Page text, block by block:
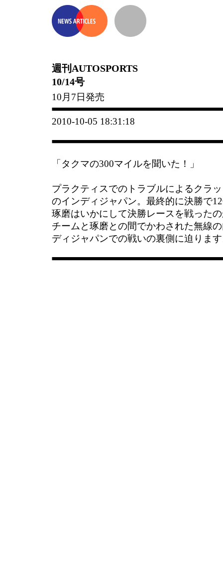
週刊AUTOSPORTS
10/14号
10月7日発売
2010-10-05 18:31:18
「タクマの300マイルを聞いた！」
プラクティスでのトラブルによるクラ
のインディジャパン。最終的に決勝で
琢磨はいかにして決勝レースを戦った
チームと琢磨との間でかわされた無線
ディジャパンでの戦いの裏側に迫りま